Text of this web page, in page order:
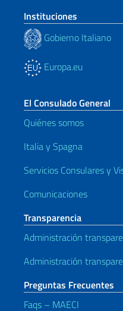
Instituciones
Gobierno Italiano
Europa.eu
El Consulado General
Quiénes somos
Italia y Spagna
Servicios Consulares y
Comunicaciones
Transparencia
Administración
Administración
Preguntas Frecuentes
Faqs – MAECI